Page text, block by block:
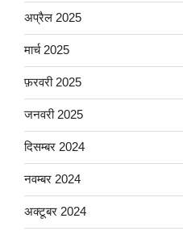
अप्रैल 2025
मार्च 2025
फ़रवरी 2025
जनवरी 2025
दिसम्बर 2024
नवम्बर 2024
अक्टूबर 2024